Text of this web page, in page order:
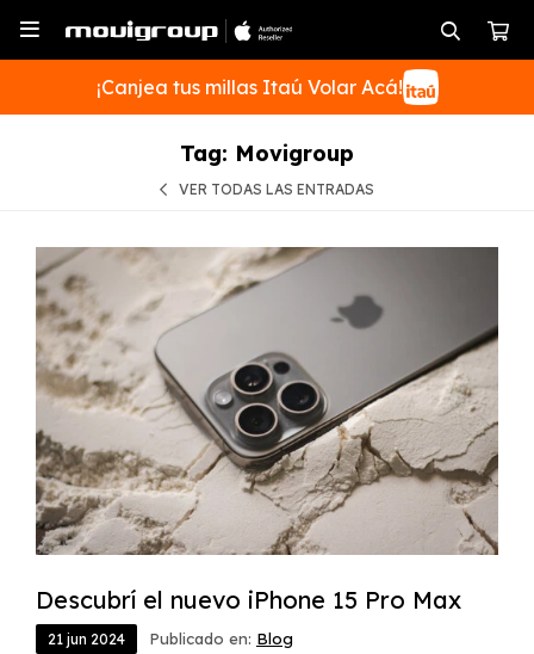

¡Canjea tus millas Itaú Volar Acá!
Tag: Movigroup
VER TODAS LAS ENTRADAS
Descubrí el nuevo iPhone 15 Pro Max
21 jun 2024 Publicado en: Blog
SUSCRIBIRME